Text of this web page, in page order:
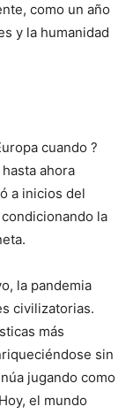
como un año
y la humanidad
cuando ?
ahora
a inicios del
la
la pandemia
civilizatorias.
más
sin
jugando como
el mundo